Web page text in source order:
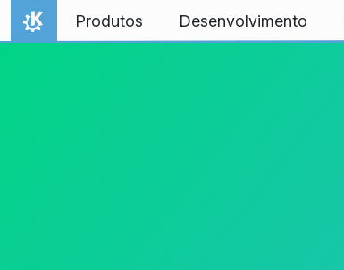
Ir para o conteúdo
Início
Produtos Desenvolvimento